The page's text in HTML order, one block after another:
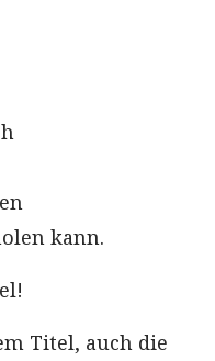
kann.
Titel, auch die